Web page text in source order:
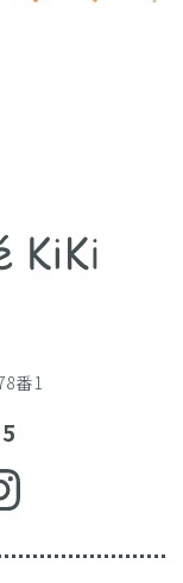
番1